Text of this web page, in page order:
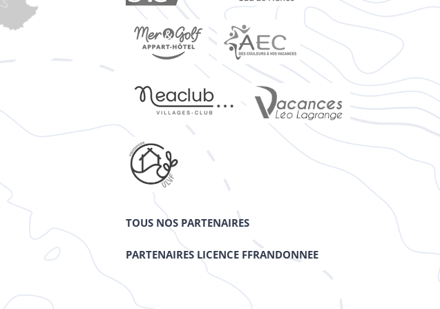
TOUS NOS PARTENAIRES
PARTENAIRES LICENCE FFRANDONNEE